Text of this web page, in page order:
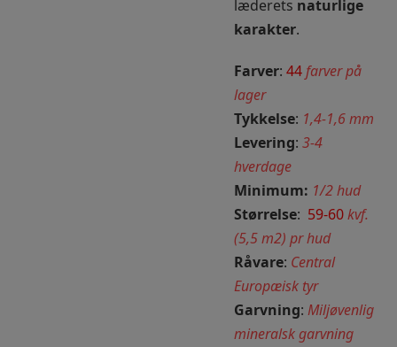
læderets naturlige
karakter.
Farver: 44 farver på
lager
Tykkelse: 1,4-1,6 mm
Levering: 3-4
hverdage
Minimum: 1/2 hud
Størrelse: 59-60kvf.
(5,5 m2) pr hud
Råvare: Central
Europæisk tyr
Garvning: Miljøvenlig
mineralsk garvning